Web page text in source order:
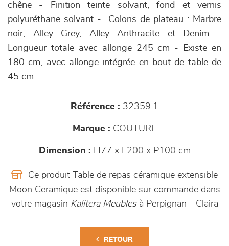
chêne - Finition teinte solvant, fond et vernis
polyuréthane solvant - Coloris de plateau : Marbre
noir, Alley Grey, Alley Anthracite et Denim -
Longueur totale avec allonge 245 cm - Existe en
180 cm, avec allonge intégrée en bout de table de
45 cm.
Référence : 32359.1
Marque : COUTURE
Dimension : H77 x L200 x P100 cm
Ce produit Table de repas céramique extensible
Moon Ceramique est disponible sur commande dans
votre magasin Kalitera Meubles à Perpignan - Claira
RETOUR